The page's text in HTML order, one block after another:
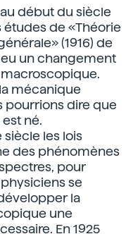
début du siècle
études de «Théorie
(1916) de
eu un changement
mécanique
pourrions dire que
né.
siècle les lois
des phénomènes
pour
se
la
une
En 1925